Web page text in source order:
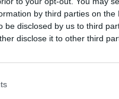
by third parties on the
be disclosed by us to third
disclose it to other third
kezdte a napot. Közben a
devizával szemben